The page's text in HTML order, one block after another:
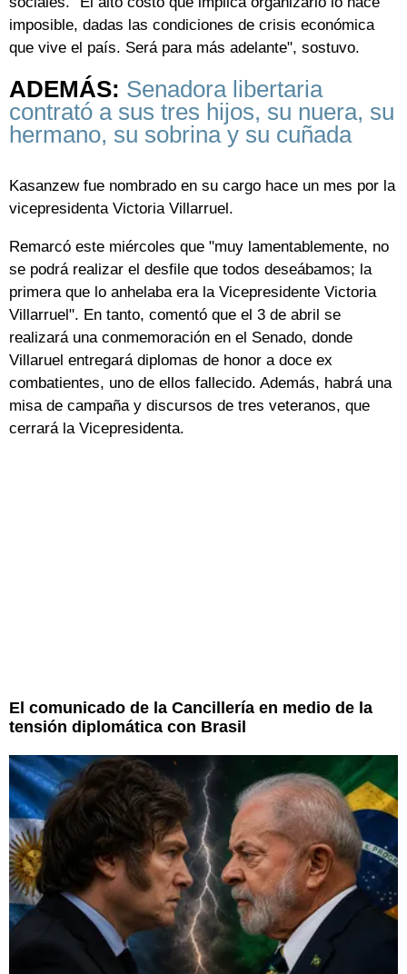
imposible, dadas las condiciones de crisis económica
que vive el país. Será para más adelante", sostuvo.
ADEMÁS: Senadora libertaria
contrató a sus tres hijos, su nuera, su
hermano, su sobrina y su cuñada
Kasanzew fue nombrado en su cargo hace un mes por la
vicepresidenta Victoria Villarruel.
Remarcó este miércoles que "muy lamentablemente, no
se podrá realizar el desfile que todos deseábamos; la
primera que lo anhelaba era la Vicepresidente Victoria
Villarruel". En tanto, comentó que el 3 de abril se
realizará una conmemoración en el Senado, donde
Villaruel entregará diplomas de honor a doce ex
combatientes, uno de ellos fallecido. Además, habrá una
misa de campaña y discursos de tres veteranos, que
cerrará la Vicepresidenta.
El comunicado de la Cancillería en medio de la
tensión diplomática con Brasil